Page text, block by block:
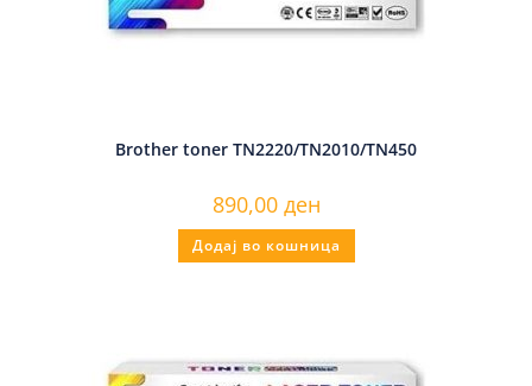
Brother toner TN2220/TN2010/TN450
890,00 ден
Додај во кошница